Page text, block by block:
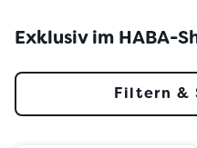
Exklusiv im HABA-
Filtern &